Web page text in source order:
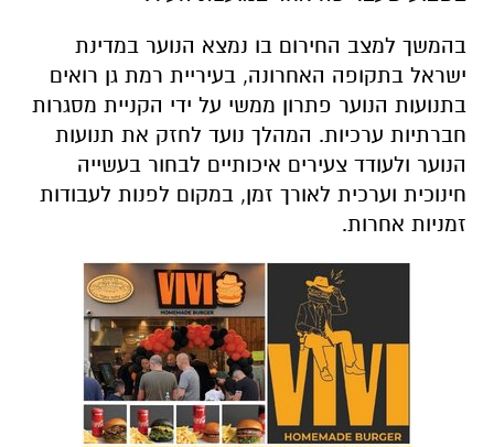
בהמשך למצב החירום בו נמצא הנוער במדינת
ישראל בתקופה האחרונה, בעיריית רמת גן רואים
בתנועות הנוער פתרון ממשי על ידי הקניית מסגרות
חברתיות ערכיות. המהלך נועד לחזק את תנועות
הנוער ולעודד צעירים איכותיים לבחור בעשייה
חינוכית וערכית לאורך זמן, במקום לפנות לעבודות
זמניות אחרות.